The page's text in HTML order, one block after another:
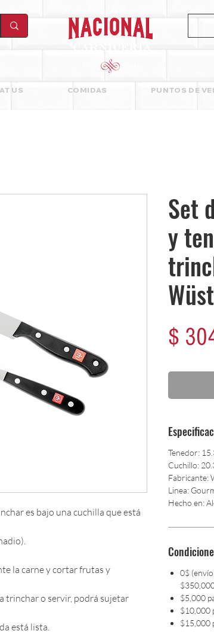
US COMIDAS PUNTOS DE
es bajo una cuchilla que está
la carne y cortar frutas y
trinchar o servir, podrá sujetar
está lista.
Set
y
$
Tenedor:
Cuchillo:
Fabricante:
Linea:
Hecho en:
0$
$5,000
$10,000
$15,000